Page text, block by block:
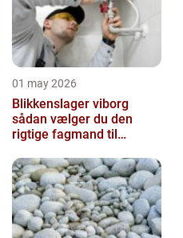
01 may 2026
Blikkenslager viborg
sådan vælger du den
rigtige fagmand til